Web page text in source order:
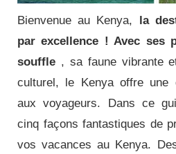
Bienvenue au Kenya,
la
par excellence !Avec ses
souffle , sa faune vibrante
culturel, le Kenya offre une
aux voyageurs.
Dans ce
cinq façons fantastiques de
vos vacances au Kenya.